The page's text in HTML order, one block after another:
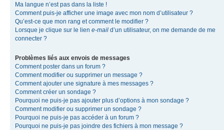
Ma langue n’est pas dans la liste !
Comment puis-je afficher une image avec mon nom d’utilisateur ?
Qu’est-ce que mon rang et comment le modifier ?
Lorsque je clique sur le lien e-mail d’un utilisateur, on me demande de me
connecter ?
Problèmes liés aux envois de messages
Comment poster dans un forum ?
Comment modifier ou supprimer un message ?
Comment ajouter une signature à mes messages ?
Comment créer un sondage ?
Pourquoi ne puis-je pas ajouter plus d’options à mon sondage ?
Comment modifier ou supprimer un sondage ?
Pourquoi ne puis-je pas accéder à un forum ?
Pourquoi ne puis-je pas joindre des fichiers à mon message ?